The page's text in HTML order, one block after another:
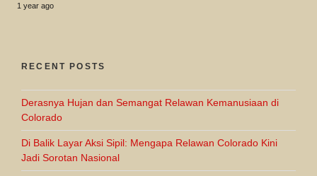
1 year ago
RECENT POSTS
Derasnya Hujan dan Semangat Relawan Kemanusiaan di
Colorado
Di Balik Layar Aksi Sipil: Mengapa Relawan Colorado Kini
Jadi Sorotan Nasional